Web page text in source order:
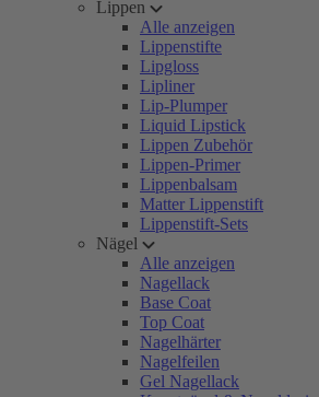
Lippen
Alle anzeigen
Lippenstifte
Lipgloss
Lipliner
Lip-Plumper
Liquid Lipstick
Lippen Zubehör
Lippen-Primer
Lippenbalsam
Matter Lippenstift
Lippenstift-Sets
Nägel
Alle anzeigen
Nagellack
Base Coat
Top Coat
Nagelhärter
Nagelfeilen
Gel Nagellack